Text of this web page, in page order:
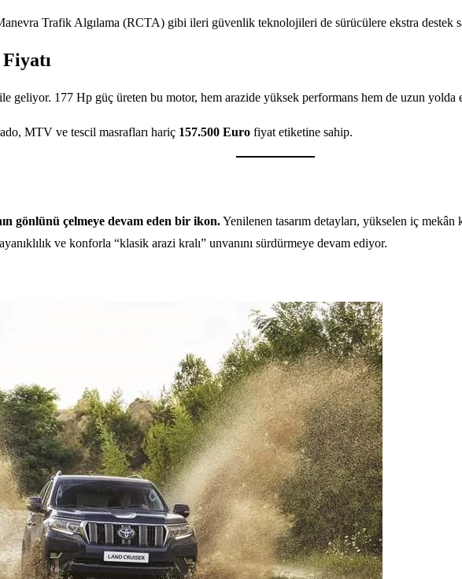
Trafik Algılama (RCTA) gibi ileri güvenlik teknolojileri de sürücülere ekstra destek
ile geliyor. 177 Hp güç üreten bu motor, hem arazide yüksek performans hem de uzun yolda
MTV ve tescil masrafları hariç 157.500 Euro fiyat etiketine sahip.
gönlünü çelmeye devam eden bir ikon.Yenilenen tasarım detayları, yükselen iç
ve konforla “klasik arazi kralı” unvanını sürdürmeye devam ediyor.